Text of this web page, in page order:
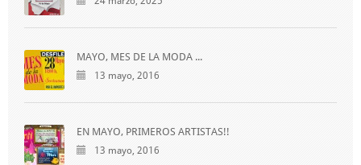
MAYO, MES DE LA MODA ...
13 mayo, 2016
EN MAYO, PRIMEROS ARTISTAS!!
13 mayo, 2016